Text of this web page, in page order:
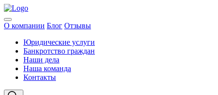
О компании Блог Отзывы
Юридические услуги
Банкротство граждан
Наши дела
Наша команда
Контакты